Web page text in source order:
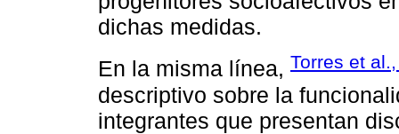
dichas medidas.
En la misma línea, Torres et
descriptivo sobre la
integrantes que presentan